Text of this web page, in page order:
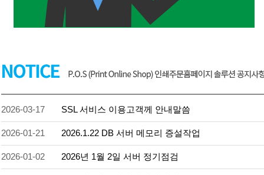
2026-03-17 SSL 서비스 이용고객께 안내말씀
2026-01-21 2026.1.22 DB 서버 메모리 증설작업
2026-01-02 2026년 1월 2일 서버 정기점검